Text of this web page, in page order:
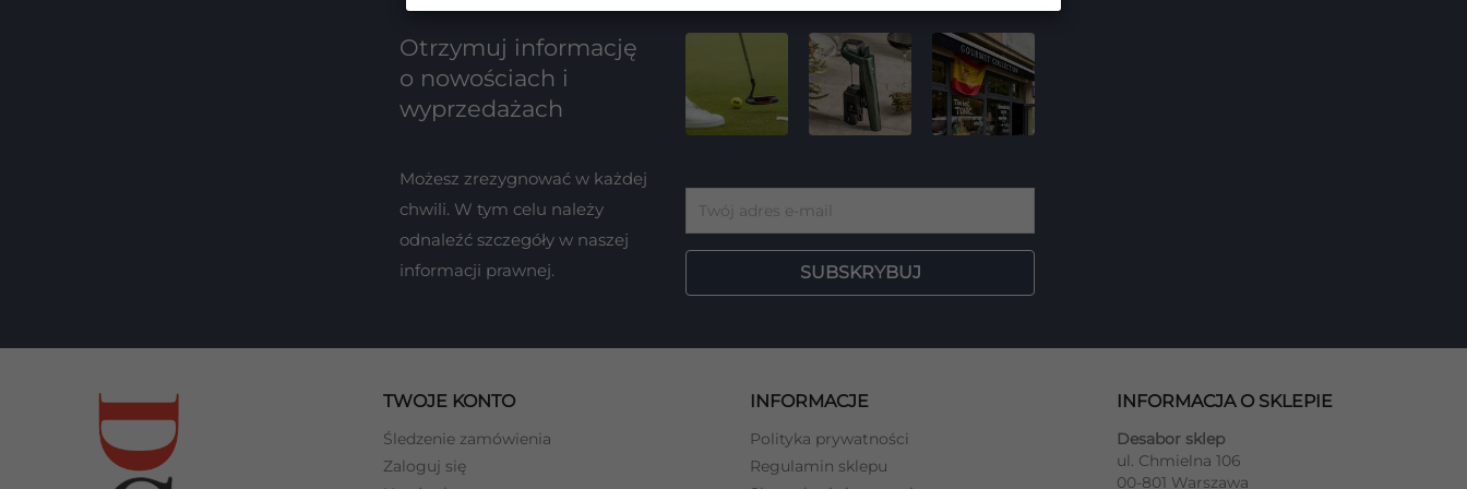
Otrzymuj informację
o nowościach i
wyprzedażach
Możesz zrezygnować w każdej
chwili. W tym celu należy
odnaleźć szczegóły w naszej
informacji prawnej.
TWOJE KONTO
Śledzenie zamówienia
Zaloguj się
INFORMACJE
Polityka prywatności
Regulamin sklepu
INFORMACJA O SKLEPIE
Desabor sklep
ul. Chmielna 106
00-801 Warszawa